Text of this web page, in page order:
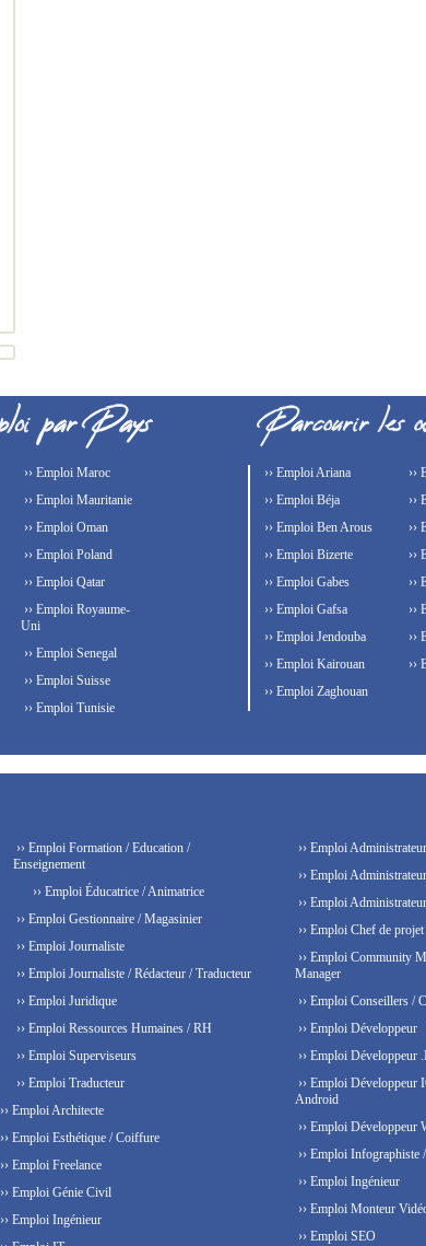
›› Emploi Maroc
›› Emploi Mauritanie
›› Emploi Oman
›› Emploi Poland
›› Emploi Qatar
›› Emploi Royaume-
Uni
›› Emploi Senegal
›› Emploi Suisse
›› Emploi Tunisie
›› Emploi Ariana
›› Emploi Béja
›› Emploi Ben Arous
›› Emploi Bizerte
›› Emploi Gabes
›› Emploi Gafsa
›› Emploi Jendouba
›› Emploi Kairouan
››
››
››
››
››
››
››
››
›› Emploi Zaghouan
›› Emploi Formation / Education /
Enseignement
›› Emploi Éducatrice / Animatrice
›› Emploi Gestionnaire / Magasinier
›› Emploi Journaliste
›› Emploi Journaliste / Rédacteur / Traducteur
›› Emploi Juridique
›› Emploi Ressources Humaines / RH
›› Emploi Superviseurs
›› Emploi Traducteur
›› Emploi Architecte
›› Emploi Esthétique / Coiffure
›› Emploi Freelance
›› Emploi Génie Civil
›› Emploi Ingénieur
›› Emploi
›› Emploi
›› Emploi
›› Emploi Chef de
›› Emploi Community
Manager
›› Emploi Conseillers /
›› Emploi Développeur
›› Emploi Développeur
›› Emploi Développeur
Android
›› Emploi Développeur
›› Emploi Infographiste
›› Emploi Ingénieur
›› Emploi Monteur
›› Emploi SEO